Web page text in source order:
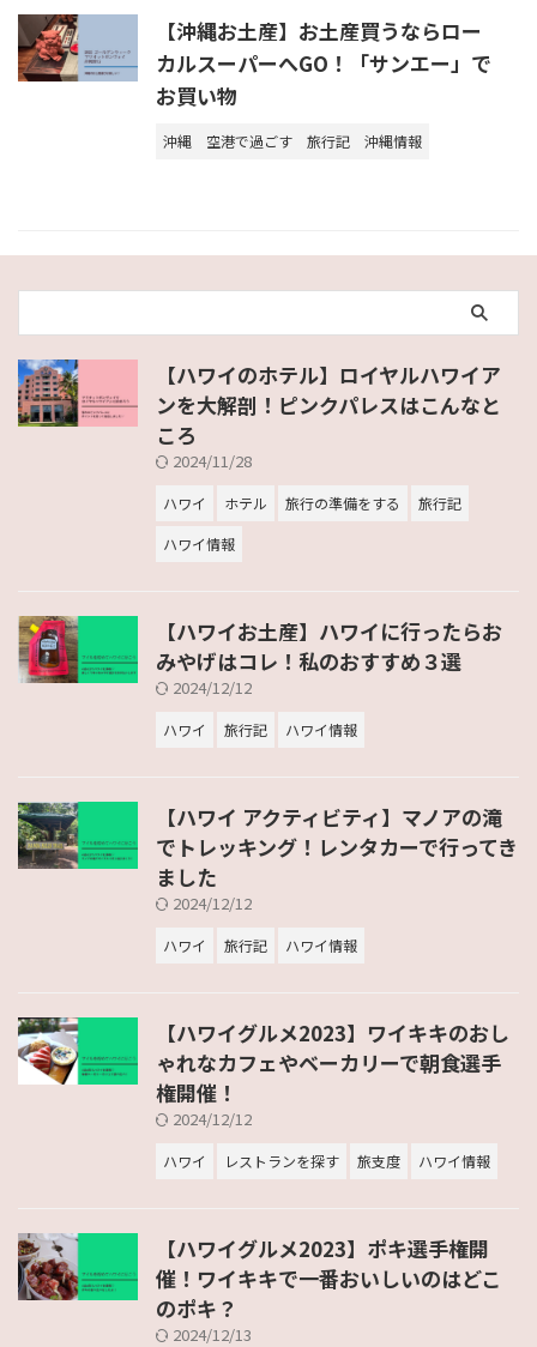
【沖縄お土産】お土産買うならロー
カルスーパーへGO！「サンエー」で
お買い物
沖縄 空港で過ごす 旅行記 沖縄情報
【ハワイのホテル】ロイヤルハワイア
ンを大解剖！ピンクパレスはこんなと
ころ
2024/11/28
ハワイ ホテル 旅行の準備をする
旅行記
ハワイ情報
【ハワイお土産】ハワイに行ったらお
みやげはコレ！私のおすすめ３選
2024/12/12
ハワイ 旅行記 ハワイ情報
【ハワイ アクティビティ】マノアの滝
でトレッキング！レンタカーで行ってき
ました
2024/12/12
ハワイ 旅行記 ハワイ情報
【ハワイグルメ2023】ワイキキのおし
ゃれなカフェやベーカリーで朝食選手
権開催！
2024/12/12
ハワイ レストランを探す 旅支度 ハワイ情報
【ハワイグルメ2023】ポキ選手権開
催！ワイキキで一番おいしいのはどこ
のポキ？
2024/12/13